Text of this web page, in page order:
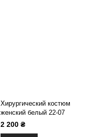
Хирургический костюм
женский белый 22-07
2 200 ₴